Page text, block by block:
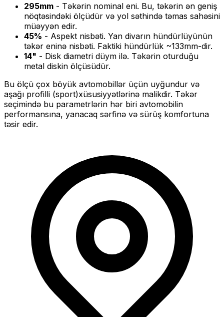
295mm - Təkərin nominal eni. Bu, təkərin ən geniş
nöqtəsindəki ölçüdür və yol səthində təmas sahəsini
müəyyən edir.
45% - Aspekt nisbəti. Yan divarın hündürlüyünün
təkər eninə nisbəti. Faktiki hündürlük ~133mm-dir.
14" - Disk diametri düym ilə. Təkərin oturduğu
metal diskin ölçüsüdür.
Bu ölçü çox böyük avtomobillər üçün uyğundur və
aşağı profilli (sport)xüsusiyyətlərinə malikdir. Təkər
seçimində bu parametrlərin hər biri avtomobilin
performansına, yanacaq sərfinə və sürüş komfortuna
təsir edir.